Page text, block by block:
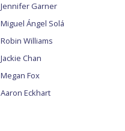
Jennifer Garner
Miguel Ángel Solá
Robin Williams
Jackie Chan
Megan Fox
Aaron Eckhart